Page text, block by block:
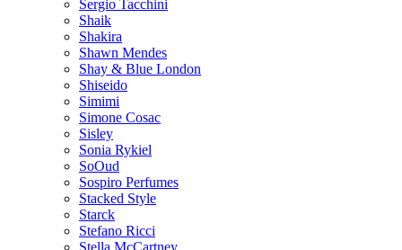
Sergio Tacchini
Shaik
Shakira
Shawn Mendes
Shay & Blue London
Shiseido
Simimi
Simone Cosac
Sisley
Sonia Rykiel
SoOud
Sospiro Perfumes
Stacked Style
Starck
Stefano Ricci
Stella McCartney